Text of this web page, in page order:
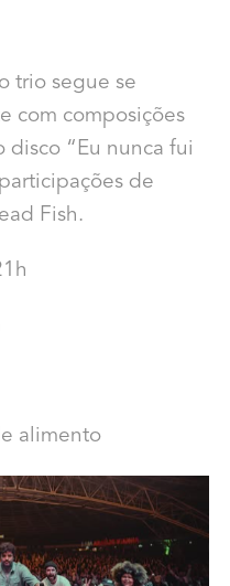
trio segue se
com composições
disco “Eu nunca fui
de
Fish.
alimento